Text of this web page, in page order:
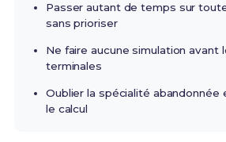
Passer autant de temps sur
sans prioriser
Ne faire aucune simulation avant
terminales
Oublier la spécialité abandonnée
le calcul